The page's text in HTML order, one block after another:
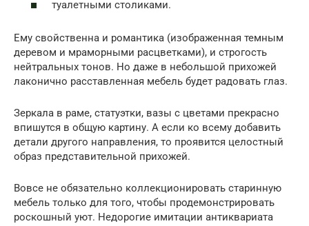
туалетными столиками.
Ему свойственна и романтика (изображенная темным
деревом и мраморными расцветками), и строгость
нейтральных тонов. Но даже в небольшой прихожей
лаконично расставленная мебель будет радовать глаз.
Зеркала в раме, статуэтки, вазы с цветами прекрасно
впишутся в общую картину. А если ко всему добавить
детали другого направления, то проявится целостный
образ представительной прихожей.
Вовсе не обязательно коллекционировать старинную
мебель только для того, чтобы продемонстрировать
роскошный уют. Недорогие имитации антиквариата